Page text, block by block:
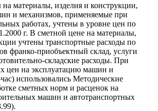
материалы, изделия и конструкции,
и механизмов, применяемые при
работах, учтены в уровне цен по
г. В сметной цене на материалы,
учтены транспортные расходы по
франко-приобъектный склад, услуги
складские расходы. При
цен на эксплуатацию машин и
использовались Методические
сметных норм и расценок на
машин и автотранспортных